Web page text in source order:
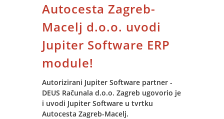
djelatnika i podešavanje parametara
sustava. Kao specifičnost projekta
implemnetirane su modifikacije za
praćenje fakturianja i naplate
projekata.
Autocesta Zagreb-
Macelj d.o.o. uvodi
Jupiter Software ERP
module!
Autorizirani Jupiter Software partner -
DEUS Računala d.o.o. Zagreb ugovorio je
i uvodi Jupiter Software u tvrtku
Autocesta Zagreb-Macelj.